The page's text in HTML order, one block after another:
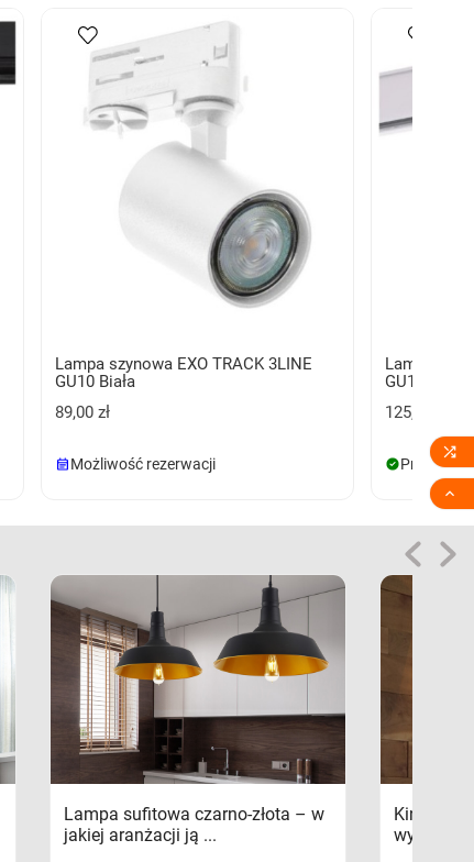
Lampa szynowa EXO TRACK 3LINE
GU10 Biała
89,00 zł
Możliwość rezerwacji
Lampa
GU10 Biała
125,00 zł
Produkt
Lampa sufitowa czarno-złota – w
jakiej aranżacji ją ...
Kinkiety

